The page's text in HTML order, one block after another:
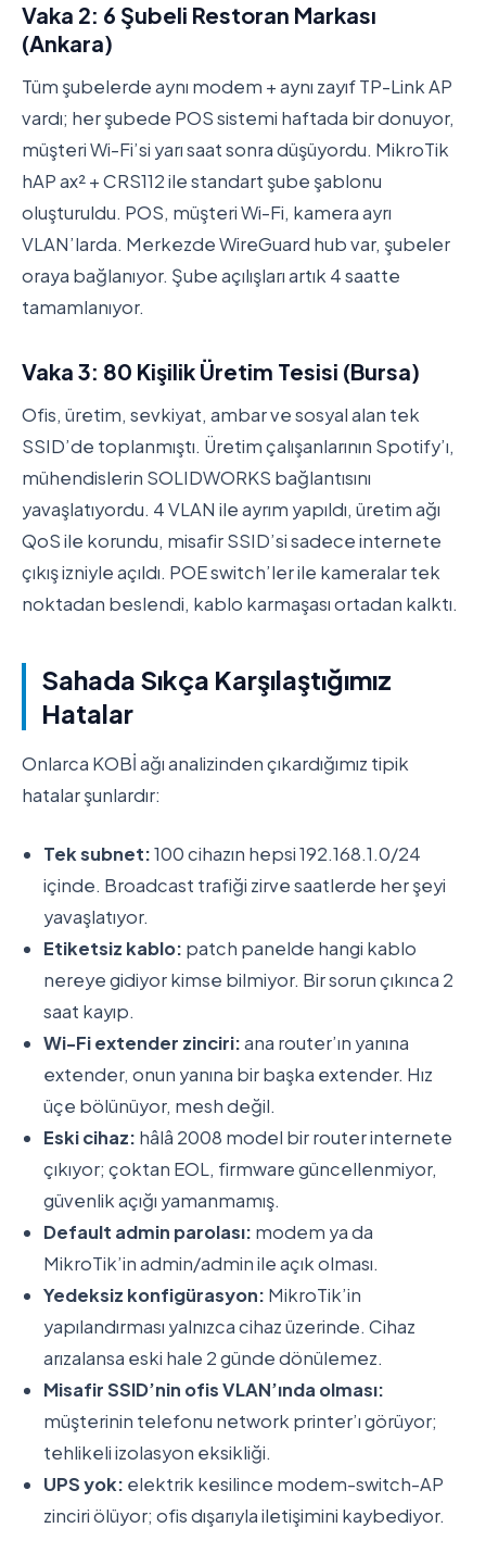
Vaka 2: 6 Şubeli Restoran Markası
(Ankara)
Tüm şubelerde aynı modem + aynı zayıf TP-Link AP
vardı; her şubede POS sistemi haftada bir donuyor,
müşteri Wi-Fi’si yarı saat sonra düşüyordu. MikroTik
hAP ax² + CRS112 ile standart şube şablonu
oluşturuldu. POS, müşteri Wi-Fi, kamera ayrı
VLAN’larda. Merkezde WireGuard hub var, şubeler
oraya bağlanıyor. Şube açılışları artık 4 saatte
tamamlanıyor.
Vaka 3: 80 Kişilik Üretim Tesisi (Bursa)
Ofis, üretim, sevkiyat, ambar ve sosyal alan tek
SSID’de toplanmıştı. Üretim çalışanlarının Spotify’ı,
mühendislerin SOLIDWORKS bağlantısını
yavaşlatıyordu. 4 VLAN ile ayrım yapıldı, üretim ağı
QoS ile korundu, misafir SSID’si sadece internete
çıkış izniyle açıldı. POE switch’ler ile kameralar tek
noktadan beslendi, kablo karmaşası ortadan kalktı.
Sahada Sıkça Karşılaştığımız
Hatalar
Onlarca KOBİ ağı analizinden çıkardığımız tipik
hatalar şunlardır:
Tek subnet:100 cihazın hepsi 192.168.1.0/24
içinde. Broadcast trafiği zirve saatlerde her şeyi
yavaşlatıyor.
Etiketsiz kablo: patch panelde hangi kablo
nereye gidiyor kimse bilmiyor. Bir sorun çıkınca 2
saat kayıp.
Wi-Fi extender zinciri:ana router’ın yanına
extender, onun yanına bir başka extender. Hız
üçe bölünüyor, mesh değil.
Eski cihaz: hâlâ 2008 model bir router internete
çıkıyor; çoktan EOL, firmware güncellenmiyor,
güvenlik açığı yamanmamış.
Default admin parolası: modem ya da
MikroTik’in admin/admin ile açık olması.
Yedeksiz konfigürasyon: MikroTik’in
yapılandırması yalnızca cihaz üzerinde. Cihaz
arızalansa eski hale 2 günde dönülemez.
Misafir SSID’nin ofis VLAN’ında olması:
müşterinin telefonu network printer’ı görüyor;
tehlikeli izolasyon eksikliği.
UPS yok: elektrik kesilince modem-switch-AP
zinciri ölüyor; ofis dışarıyla iletişimini kaybediyor.